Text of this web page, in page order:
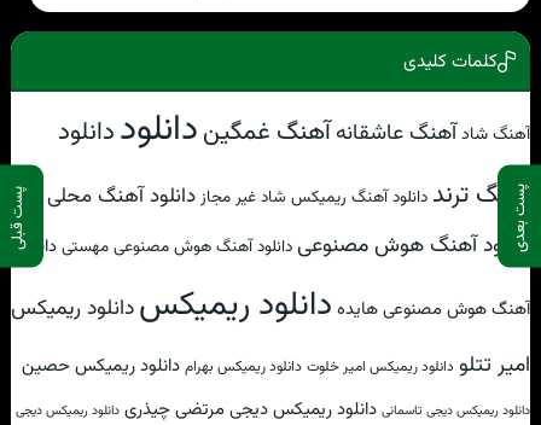
پست بعدی پست قبلی
کلمات کلیدی
آهنگ شادآهنگ عاشقانهآهنگ غمگیندانلوددانلود
آهنگ ترند دانلود آهنگ ریمیکس شاد غیر مجاز دانلود آهنگ محلی
دانلود آهنگ هوش مصنوعیدانلود آهنگ هوش مصنوعی مهستیدانلود
آهنگ هوش مصنوعی هایده دانلود ریمیکسدانلود ریمیکس
امیر تتلو دانلود ریمیکس امیر خلوت دانلود ریمیکس بهرام دانلود ریمیکس حصین
دانلود ریمیکس دیجی تاسمانی دانلود ریمیکس دیجی مرتضی چیذری دانلود ریمیکس دیجی